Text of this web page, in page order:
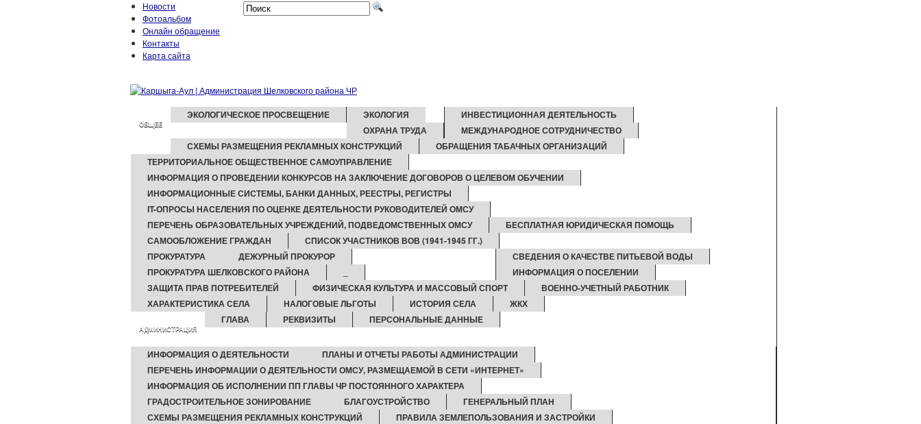
Новости
Фотоальбом
Онлайн обращение
Контакты
Карта сайта
ОБЩЕЕ
ЭКОЛОГИЧЕСКОЕ ПРОСВЕЩЕНИЕ
ЭКОЛОГИЯ
ОХРАНА ТРУДА
ИНВЕСТИЦИОННАЯ ДЕЯТЕЛЬНОСТЬ
МЕЖДУНАРОДНОЕ СОТРУДНИЧЕСТВО
СХЕМЫ РАЗМЕЩЕНИЯ РЕКЛАМНЫХ КОНСТРУКЦИЙ
ОБРАЩЕНИЯ ТАБАЧНЫХ ОРГАНИЗАЦИЙ
ТЕРРИТОРИАЛЬНОЕ ОБЩЕСТВЕННОЕ САМОУПРАВЛЕНИЕ
ИНФОРМАЦИЯ О ПРОВЕДЕНИИ КОНКУРСОВ НА ЗАКЛЮЧЕНИЕ ДОГОВОРОВ О ЦЕЛЕВОМ ОБУЧЕНИИ
ИНФОРМАЦИОННЫЕ СИСТЕМЫ, БАНКИ ДАННЫХ, РЕЕСТРЫ, РЕГИСТРЫ
IT-ОПРОСЫ НАСЕЛЕНИЯ ПО ОЦЕНКЕ ДЕЯТЕЛЬНОСТИ РУКОВОДИТЕЛЕЙ ОМСУ
ПЕРЕЧЕНЬ ОБРАЗОВАТЕЛЬНЫХ УЧРЕЖДЕНИЙ, ПОДВЕДОМСТВЕННЫХ ОМСУ
БЕСПЛАТНАЯ ЮРИДИЧЕСКАЯ ПОМОЩЬ
САМООБЛОЖЕНИЕ ГРАЖДАН
СПИСОК УЧАСТНИКОВ ВОВ (1941-1945 ГГ.)
ПРОКУРАТУРА
ДЕЖУРНЫЙ ПРОКУРОР
ПРОКУРАТУРА ШЕЛКОВСКОГО РАЙОНА
СВЕДЕНИЯ О КАЧЕСТВЕ ПИТЬЕВОЙ ВОДЫ
ИНФОРМАЦИЯ О ПОСЕЛЕНИИ
ЗАЩИТА ПРАВ ПОТРЕБИТЕЛЕЙ
ФИЗИЧЕСКАЯ КУЛЬТУРА И МАССОВЫЙ СПОРТ
ВОЕННО-УЧЕТНЫЙ РАБОТНИК
ХАРАКТЕРИСТИКА СЕЛА
НАЛОГОВЫЕ ЛЬГОТЫ ИСТОРИЯ СЕЛА ЖКХ
АДМИНИСТРАЦИЯ
ГЛАВА РЕКВИЗИТЫ ПЕРСОНАЛЬНЫЕ ДАННЫЕ
ИНФОРМАЦИЯ О ДЕЯТЕЛЬНОСТИ
ПЛАНЫ И ОТЧЕТЫ РАБОТЫ АДМИНИСТРАЦИИ
ПЕРЕЧЕНЬ ИНФОРМАЦИИ О ДЕЯТЕЛЬНОСТИ ОМСУ, РАЗМЕЩАЕМОЙ В СЕТИ «ИНТЕРНЕТ»
ИНФОРМАЦИЯ ОБ ИСПОЛНЕНИИ ПП ГЛАВЫ ЧР ПОСТОЯННОГО ХАРАКТЕРА
ГРАДОСТРОИТЕЛЬНОЕ ЗОНИРОВАНИЕ
БЛАГОУСТРОЙСТВО
ГЕНЕРАЛЬНЫЙ ПЛАН
СХЕМЫ РАЗМЕЩЕНИЯ РЕКЛАМНЫХ КОНСТРУКЦИЙ
ПРАВИЛА ЗЕМЛЕПОЛЬЗОВАНИЯ И ЗАСТРОЙКИ